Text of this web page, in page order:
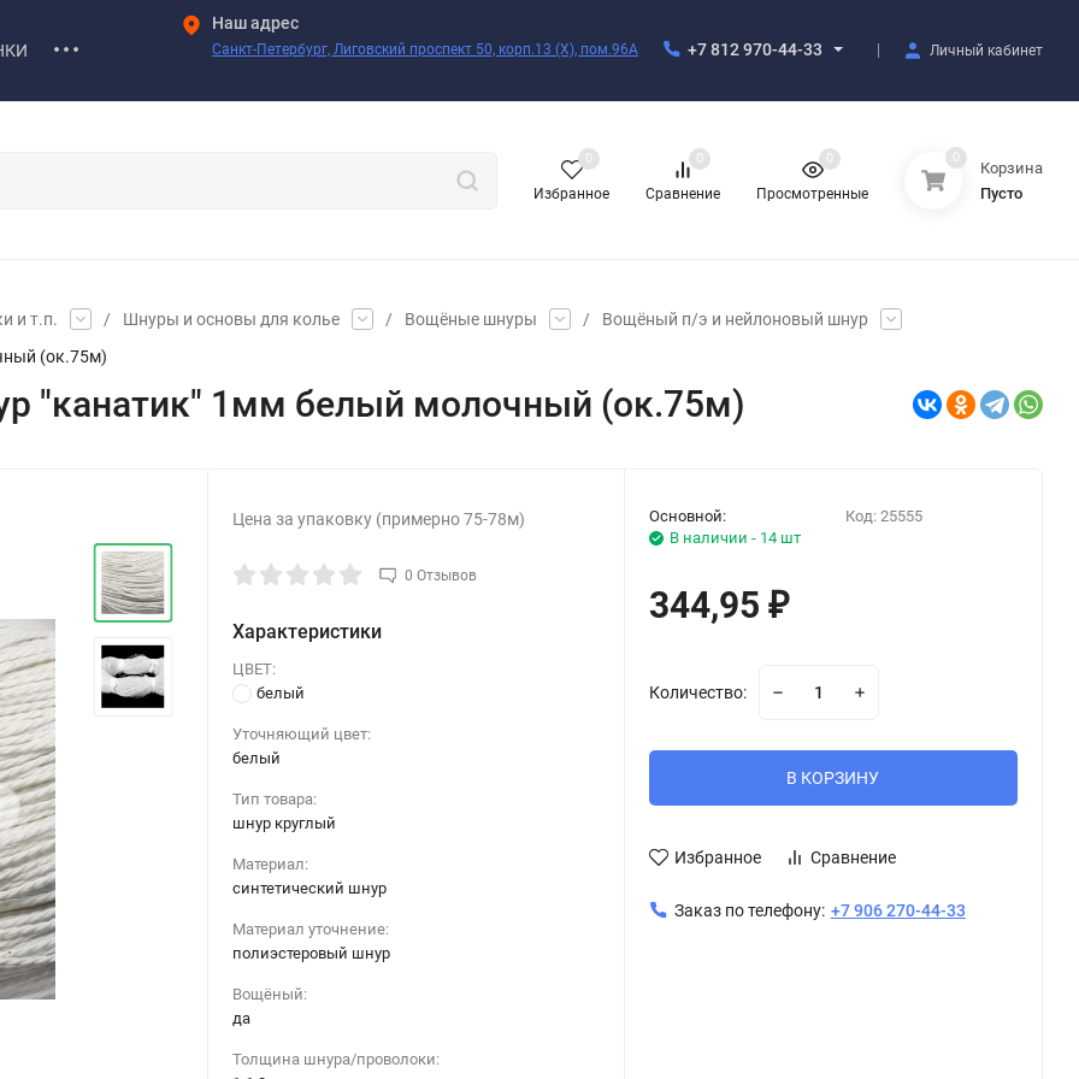
Наш адрес
Санкт-Петербург, Лиговский проспект 50, корп.13 (X), пом.96А +7 812 970-44-33 Личный кабинет
Избранное
0
Сравнение
0
Просмотренные
0 0
Корзина
Пусто
и т.п. / Шнуры и основы для колье / Вощёные шнуры /
Вощёный п/э и нейлоновый шнур
(ок.75м)
"канатик" 1мм белый молочный (ок.75м)
Цена за упаковку (примерно 75-78м)
0 Отзывов
Характеристики
ЦВЕТ:
белый
Уточняющий цвет:
белый
Тип товара:
шнур круглый
Материал:
синтетический шнур
Материал уточнение:
полиэстеровый шнур
Вощёный:
да
Толщина шнура/проволоки:
Основной:
В наличии - 14 шт
Код: 25555
344,95 ₽
Количество:
В КОРЗИНУ
Избранное Сравнение
Заказ по телефону: +7 906 270-44-33